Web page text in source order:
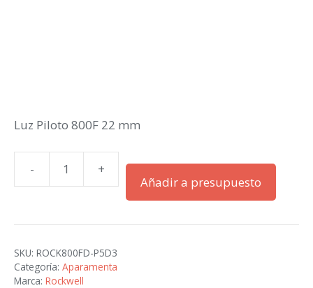
Luz Piloto 800F 22 mm
-
Piloto
22
+
Añadir a presupuesto
SKU: ROCK800FD-P5D3
Categoría: Aparamenta
Marca: Rockwell